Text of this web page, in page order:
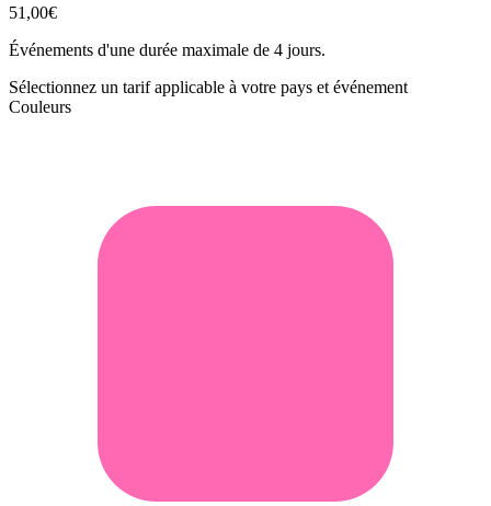
51,00€
Événements d'une durée maximale de 4 jours.
Sélectionnez un tarif applicable à votre pays et événement
Couleurs